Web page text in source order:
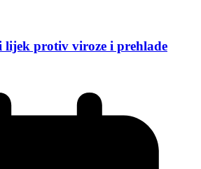
protiv viroze i prehlade